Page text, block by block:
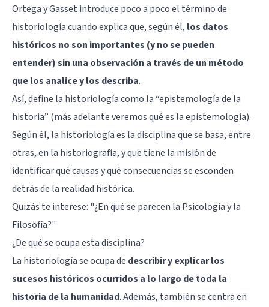
Ortega y Gasset introduce poco a poco el término de
historiología cuando explica que, según él, los datos
históricos no son importantes (y no se pueden
entender) sin una observación a través de un método
que los analice y los describa.
Así, define la historiología como la “epistemología de la
historia” (más adelante veremos qué es la epistemología).
Según él, la historiología es la disciplina que se basa, entre
otras, en la historiografía, y que tiene la misión de
identificar qué causas y qué consecuencias se esconden
detrás de la realidad histórica.
Quizás te interese: "¿En qué se parecen la Psicología y la
Filosofía?"
¿De qué se ocupa esta disciplina?
La historiología se ocupa de describir y explicar los
sucesos históricos ocurridos a lo largo de toda la
historia de la humanidad. Además, también se centra en